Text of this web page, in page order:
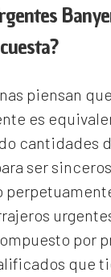
piensan
es
cantidades
ser
por
que